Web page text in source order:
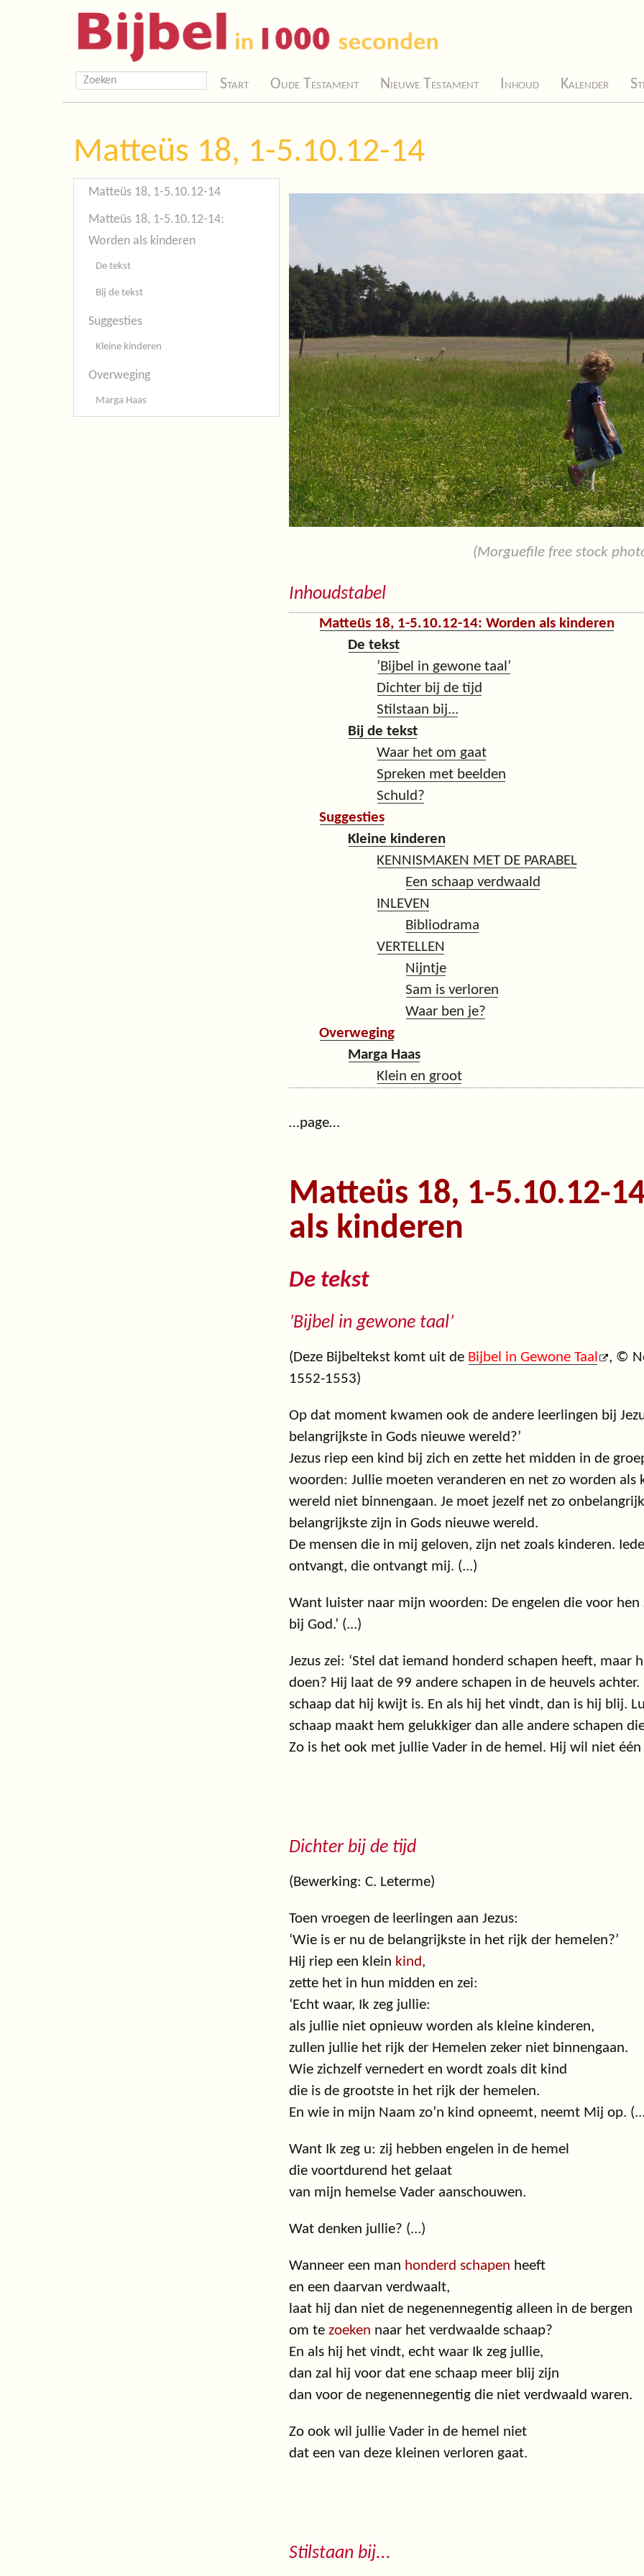
Start Oude Testament Nieuwe Testament Inhoud Kalender
Matteüs 18, 1-5.10.12-14
Matteüs 18, 1-5.10.12-14
Matteüs 18, 1-5.10.12-14:
Worden als kinderen
De tekst
Bij de tekst
Suggesties
Kleine kinderen
Overweging
Marga Haas
(Morguefile free stock
Inhoudstabel
Matteüs 18, 1-5.10.12-14: Worden als kinderen
De tekst
’Bijbel in gewone taal’
Dichter bij de tijd
Stilstaan bij...
Bij de tekst
Waar het om gaat
Spreken met beelden
Schuld?
Suggesties
Kleine kinderen
KENNISMAKEN MET DE PARABEL
Een schaap verdwaald
INLEVEN
Bibliodrama
VERTELLEN
Nijntje
Sam is verloren
Waar ben je?
Overweging
Marga Haas
Klein en groot
…page…
Matteüs 18, 1-5.10.12-
als kinderen
De tekst
’Bijbel in gewone taal’
(Deze Bijbeltekst komt uit de Bijbel in Gewone Taal
, ©
1552-1553)
Op dat moment kwamen ook de andere leerlingen bij
belangrijkste in Gods nieuwe wereld?’
Jezus riep een kind bij zich en zette het midden in de
woorden: Jullie moeten veranderen en net zo worden als
wereld niet binnengaan. Je moet jezelf net zo
belangrijkste zijn in Gods nieuwe wereld.
De mensen die in mij geloven, zijn net zoals kinderen.
ontvangt, die ontvangt mij. (...)
Want luister naar mijn woorden: De engelen die voor
bij God.’ (...)
Jezus zei: ‘Stel dat iemand honderd schapen heeft,
doen? Hij laat de 99 andere schapen in de heuvels
schaap dat hij kwijt is. En als hij het vindt, dan is hij blij.
schaap maakt hem gelukkiger dan alle andere schapen
Zo is het ook met jullie Vader in de hemel. Hij wil niet één
Dichter bij de tijd
(Bewerking: C. Leterme)
Toen vroegen de leerlingen aan Jezus:
‘Wie is er nu de belangrijkste in het rijk der hemelen?’
Hij riep een klein kind,
zette het in hun midden en zei:
‘Echt waar, Ik zeg jullie:
als jullie niet opnieuw worden als kleine kinderen,
zullen jullie het rijk der Hemelen zeker niet binnengaan.
Wie zichzelf vernedert en wordt zoals dit kind
die is de grootste in het rijk der hemelen.
En wie in mijn Naam zo’n kind opneemt, neemt Mij op.
Want Ik zeg u: zij hebben engelen in de hemel
die voortdurend het gelaat
van mijn hemelse Vader aanschouwen.
Wat denken jullie? (...)
Wanneer een man honderd schapen heeft
en een daarvan verdwaalt,
laat hij dan niet de negenennegentig alleen in de bergen
om te zoeken naar het verdwaalde schaap?
En als hij het vindt, echt waar Ik zeg jullie,
dan zal hij voor dat ene schaap meer blij zijn
dan voor de negenennegentig die niet verdwaald waren.
Zo ook wil jullie Vader in de hemel niet
dat een van deze kleinen verloren gaat.
Stilstaan bij...